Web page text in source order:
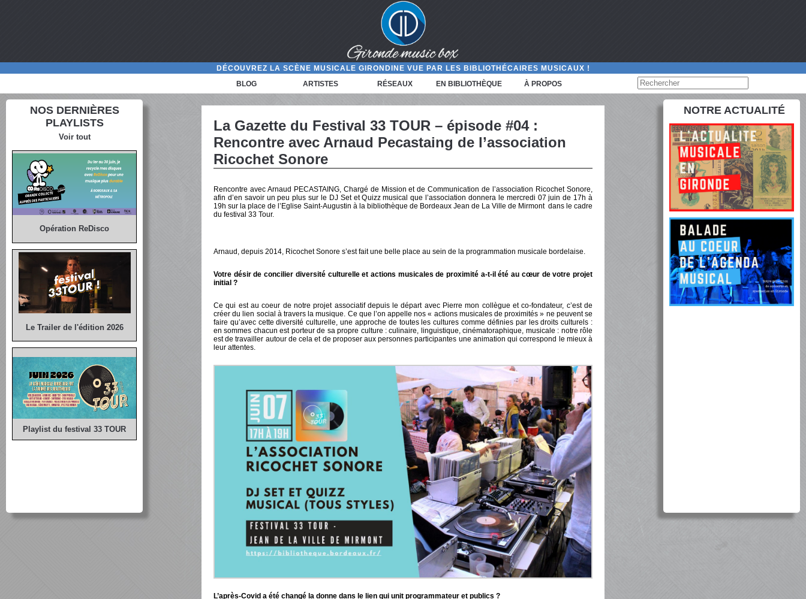
DÉCOUVREZ LA SCÈNE MUSICALE GIRONDINE VUE PAR LES BIBLIOTHÉCAIRES MUSICAUX !
BLOG
ARTISTES RÉSEAUX EN BIBLIOTHÈQUE À PROPOS
NOS DERNIÈRES
PLAYLISTS
Voir tout
Opération ReDisco
Le Trailer de l'édition 2026
Playlist du festival 33 TOUR
La Gazette du Festival 33 TOUR – épisode #04 :
Rencontre avec Arnaud Pecastaing de l’association
Ricochet Sonore
Rencontre avec Arnaud PECASTAING, Chargé de Mission et de Communication de l’association Ricochet Sonore,
afin d’en savoir un peu plus sur le DJ Set et Quizz musical que l’association donnera le mercredi 07 juin de 17h à
19h sur la place de l’Eglise Saint-Augustin à la bibliothèque de Bordeaux Jean de La Ville de Mirmont dans le cadre
du festival 33 Tour.
Arnaud, depuis 2014, Ricochet Sonore s’est fait une belle place au sein de la programmation musicale bordelaise.
Votre désir de concilier diversité culturelle et actions musicales de proximité a-t-il été au cœur de votre projet
initial ?
Ce qui est au coeur de notre projet associatif depuis le départ avec Pierre mon collègue et co-fondateur, c’est de
créer du lien social à travers la musique. Ce que l’on appelle nos « actions musicales de proximités » ne peuvent se
faire qu’avec cette diversité culturelle, une approche de toutes les cultures comme définies par les droits culturels :
en sommes chacun est porteur de sa propre culture : culinaire, linguistique, cinématoraphique, musicale : notre rôle
est de travailler autour de cela et de proposer aux personnes participantes une animation qui correspond le mieux à
leur attentes.
L’après-Covid a été changé la donne dans le lien qui unit programmateur et publics ?
NOTRE ACTUALITÉ